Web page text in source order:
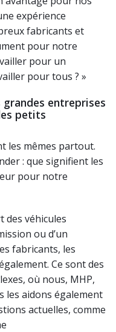
expérience
fabricants et
pour notre
pour un
pour tous ? »
entreprises
petits
les mêmes partout.
: que signifient les
pour notre
des véhicules
ou d’un
fabricants, les
Ce sont des
où nous, MHP,
les aidons également
actuelles, comme